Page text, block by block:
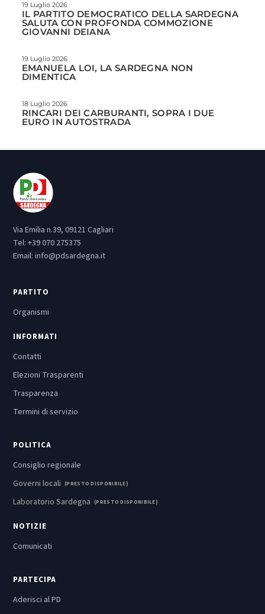
19 Luglio 2026
IL PARTITO DEMOCRATICO DELLA SARDEGNA
SALUTA CON PROFONDA COMMOZIONE
GIOVANNI DEIANA
19 Luglio 2026
EMANUELA LOI, LA SARDEGNA NON
DIMENTICA
18 Luglio 2026
RINCARI DEI CARBURANTI, SOPRA I DUE
EURO IN AUTOSTRADA
Via Emilia n.39, 09121 Cagliari
Tel: +39 070 275375
Email: info@pdsardegna.it
PARTITO
Organismi
INFORMATI
Contatti
Elezioni Trasparenti
Trasparenza
Termini di servizio
POLITICA
Consiglio regionale
Governi locali (PRESTO DISPONIBILE)
Laboratorio Sardegna (PRESTO DISPONIBILE)
NOTIZIE
Comunicati
PARTECIPA
Aderisci al PD